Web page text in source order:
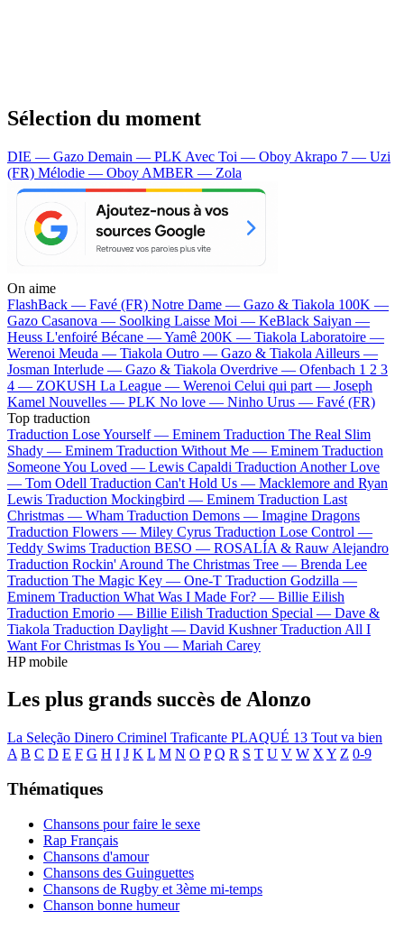
Sélection du moment
DIE — Gazo Demain — PLK Avec Toi — Oboy Akrapo 7 — Uzi
(FR) Mélodie — Oboy AMBER — Zola
On aime
FlashBack — Favé (FR) Notre Dame — Gazo & Tiakola 100K —
Gazo Casanova — Soolking Laisse Moi — KeBlack Saiyan —
Heuss L'enfoiré Bécane —Yamê 200K — Tiakola Laboratoire —
Werenoi Meuda — Tiakola Outro — Gazo & Tiakola Ailleurs —
Josman Interlude — Gazo & Tiakola Overdrive — Ofenbach 1 2 3
4 — ZOKUSH La League — Werenoi Celui qui part — Joseph
Kamel Nouvelles — PLK No love — Ninho Urus — Favé (FR)
Top traduction
Traduction Lose Yourself — Eminem Traduction The Real Slim
Shady — Eminem Traduction Without Me — Eminem Traduction
Someone You Loved — Lewis Capaldi Traduction Another Love
— Tom Odell Traduction Can't Hold Us — Macklemore and Ryan
Lewis Traduction Mockingbird — Eminem Traduction Last
Christmas — Wham Traduction Demons — Imagine Dragons
Traduction Flowers — Miley Cyrus Traduction Lose Control —
Teddy Swims Traduction BESO — ROSALÍA & Rauw Alejandro
Traduction Rockin' Around The Christmas Tree — Brenda Lee
Traduction The Magic Key — One-T Traduction Godzilla —
Eminem Traduction What Was I Made For? — Billie Eilish
Traduction Emorio — Billie Eilish Traduction Special — Dave &
Tiakola Traduction Daylight — David Kushner Traduction All I
Want For Christmas Is You — Mariah Carey
HP mobile
Les plus grands succès de Alonzo
La Seleção Dinero Criminel Traficante PLAQUÉ 13 Tout va bien
A B C D E F G H I J K L M N O P Q R S T U V W X Y Z 0-9
Thématiques
Chansons pour faire le sexe
Rap Français
Chansons d'amour
Chansons des Guinguettes
Chansons de Rugby et 3ème mi-temps
Chanson bonne humeur